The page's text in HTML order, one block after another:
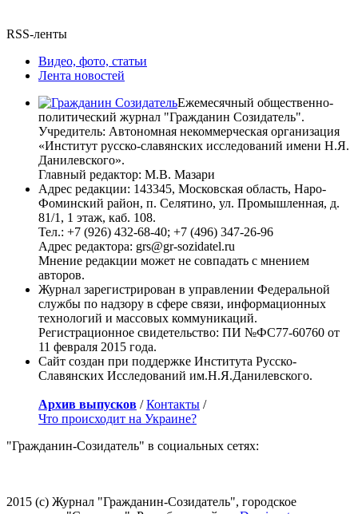
RSS-ленты
Видео, фото, статьи
Лента новостей
Ежемесячный общественно-
политический журнал "Гражданин Созидатель".
Учредитель: Автономная некоммерческая организация
«Институт русско-славянских исследований имени Н.Я.
Данилевского».
Главный редактор: М.В. Мазари
Адрес редакции: 143345, Московская область, Наро-
Фоминский район, п. Селятино, ул. Промышленная, д.
81/1, 1 этаж, каб. 108.
Тел.: +7 (926) 432-68-40; +7 (496) 347-26-96
Адрес редактора: grs@gr-sozidatel.ru
Мнение редакции может не совпадать с мнением
авторов.
Журнал зарегистрирован в управлении Федеральной
службы по надзору в сфере связи, информационных
технологий и массовых коммуникаций.
Регистрационное свидетельство: ПИ №ФС77-60760 от
11 февраля 2015 года.
Сайт создан при поддержке Института Русско-
Славянских Исследований им.Н.Я.Данилевского.
Архив выпусков /Контакты /
Что происходит на Украине?
"Гражданин-Созидатель" в социальных сетях:
2015 (с) Журнал "Гражданин-Созидатель", городское